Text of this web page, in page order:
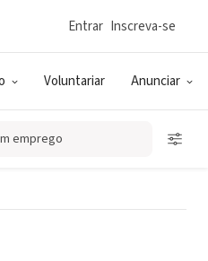
Voluntariar Anunciar
Entrar Inscreva-se
emprego
of Cape Cod &